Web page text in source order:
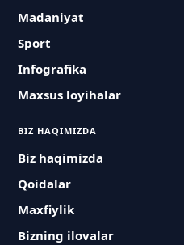
Madaniyat
Sport
Infografika
Maxsus loyihalar
BIZ HAQIMIZDA
Biz haqimizda
Qoidalar
Maxfiylik
Bizning ilovalar